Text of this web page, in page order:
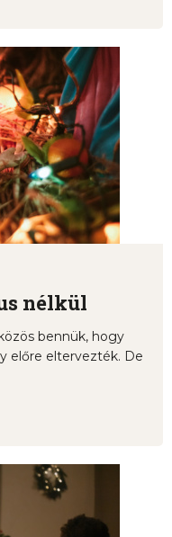
nélkül
bennük, hogy
előre eltervezték. De